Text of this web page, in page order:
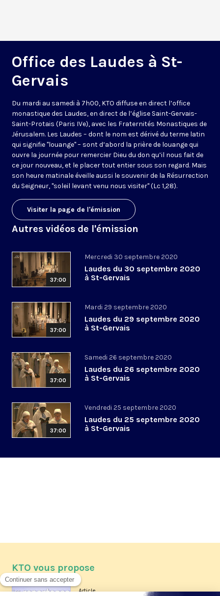
Office des Laudes à St-
Gervais
Du mardi au samedi à 7h00, KTO diffuse en direct l’office
monastique des Laudes, en direct de l’église Saint-Gervais-
Saint-Protais (Paris IVe), avec les Fraternités Monastiques de
Jérusalem. Les Laudes – dont le nom est dérivé du terme latin
qui signifie "louange" – sont d’abord la prière de louange qui
ouvre la journée pour remercier Dieu du don qu’il nous fait de
ce jour nouveau, et le placer tout entier sous son regard. Mais
son heure matinale éveille aussi le souvenir de la Résurrection
du Seigneur, "soleil levant venu nous visiter" (Lc 1,28).
Visiter la page de l'émission
Autres vidéos de l'émission
37:00
Mercredi 30 septembre 2020
Laudes du 30 septembre 2020
à St-Gervais
37:00
Mardi 29 septembre 2020
Laudes du 29 septembre 2020
à St-Gervais
37:00
Samedi 26 septembre 2020
Laudes du 26 septembre 2020
à St-Gervais
37:00
Vendredi 25 septembre 2020
Laudes du 25 septembre 2020
à St-Gervais
KTO vous propose
Article